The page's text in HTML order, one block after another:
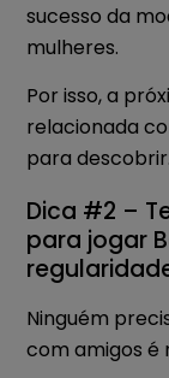
sucesso da
mulheres.
Por isso, a
relacionada
para descobrir.
Dica #2 –
para jogar
Ninguém
com amigos é